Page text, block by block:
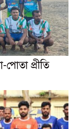
প্রীতি